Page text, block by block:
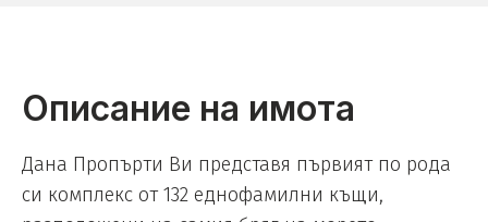
Описание на имота
Дана Пропърти Ви представя първият по рода
си комплекс от 132 еднофамилни къщи,